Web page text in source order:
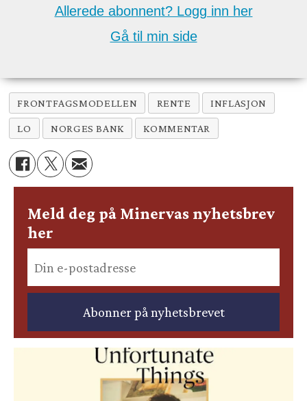
Allerede abonnent? Logg inn her
Gå til min side
FRONTFAGSMODELLEN RENTE INFLASJON
LO NORGES BANK KOMMENTAR
Meld deg på Minervas nyhetsbrev
her